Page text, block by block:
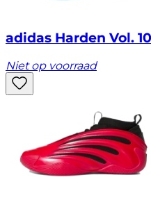
adidas Harden Vol.
Niet op voorraad